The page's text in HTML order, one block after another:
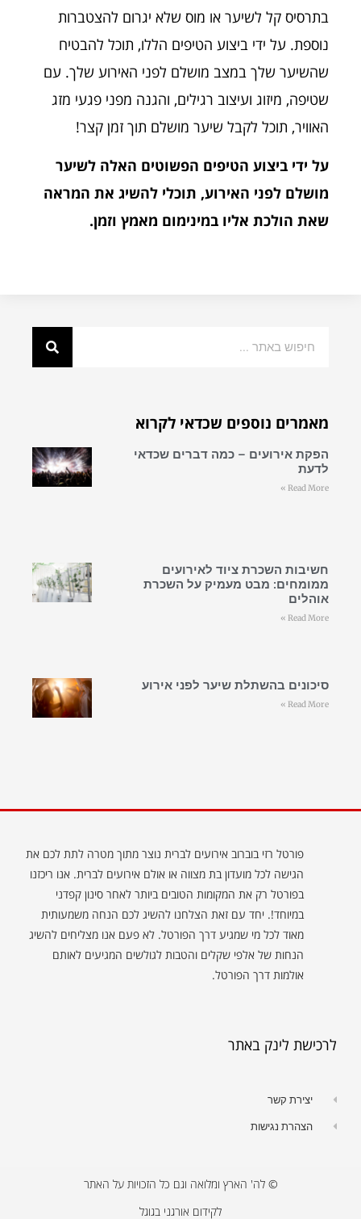
בתרסיס קל לשיער או מוס שלא יגרום להצטברות
נוספת. על ידי ביצוע הטיפים הללו, תוכל להבטיח
שהשיער שלך במצב מושלם לפני האירוע שלך. עם
שטיפה, מיזוג ועיצוב רגילים, והגנה מפני פגעי מזג
האוויר, תוכל לקבל שיער מושלם תוך זמן קצר!
על ידי ביצוע הטיפים הפשוטים האלה לשיער
מושלם לפני האירוע, תוכלי להשיג את המראה
שאת הולכת אליו במינימום מאמץ וזמן.
מאמרים נוספים שכדאי לקרוא
הפקת אירועים – כמה דברים שכדאי
לדעת
Read More »
חשיבות השכרת ציוד לאירועים
ממומחים: מבט מעמיק על השכרת
אוהלים
Read More »
סיכונים בהשתלת שיער לפני אירוע
Read More »
פורטל רזי בוברוב אירועים לברית נוצר מתוך מטרה לתת לכם את
הגישה לכל מועדון בת מצווה או אולם אירועים לברית. אנו ריכזנו
בפורטל רק את המקומות הטובים ביותר לאחר סינון קפדני
במיוחד!. יחד עם זאת הצלחנו להשיג לכם הנחה משמעותית
מאוד לכל מי שמגיע דרך הפורטל. לא פעם אנו מצליחים להשיג
הנחות של אלפי שקלים והטבות לגולשים המגיעים לאותם
אולמות דרך הפורטל.
לרכישת לינק באתר
יצירת קשר
הצהרת נגישות
© לה' הארץ ומלואה וגם כל הזכויות על האתר
לקידום אורגני בגוגל